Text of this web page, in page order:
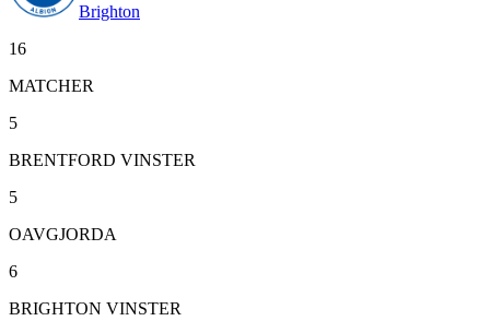
Brighton
16
MATCHER
5
BRENTFORD VINSTER
5
OAVGJORDA
6
BRIGHTON VINSTER